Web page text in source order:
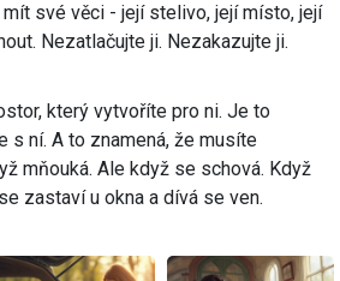
mít své věci - její stelivo, její místo, její
Nezatlačujte ji. Nezakazujte ji.
který vytvoříte pro ni. Je to
s ní. A to znamená, že musíte
mňouká. Ale když se schová. Když
zastaví u okna a dívá se ven.